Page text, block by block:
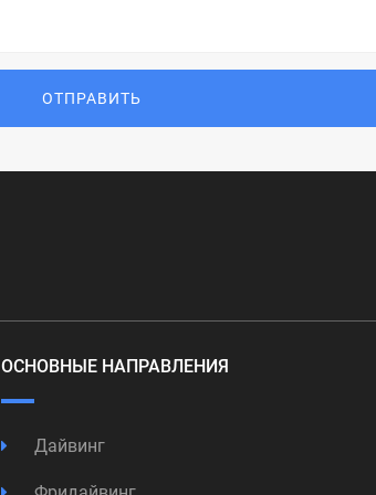
ОТПРАВИТЬ
ОСНОВНЫЕ НАПРАВЛЕНИЯ
Дайвинг